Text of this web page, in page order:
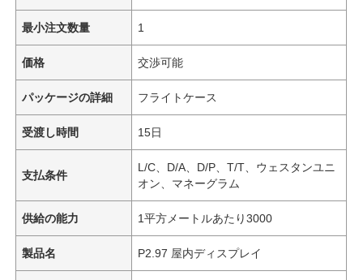
最小注文数量 1
価格 交渉可能
パッケージの詳細 フライトケース
受渡し時間 15日
支払条件
L/C、D/A、D/P、T/T、ウェスタンユニ
オン、マネーグラム
供給の能力 1平方メートルあたり3000
製品名 P2.97 屋内ディスプレイ